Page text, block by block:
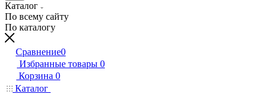
Каталог
По всему сайту
По каталогу
Сравнение0
Избранные товары 0
Корзина 0
Каталог